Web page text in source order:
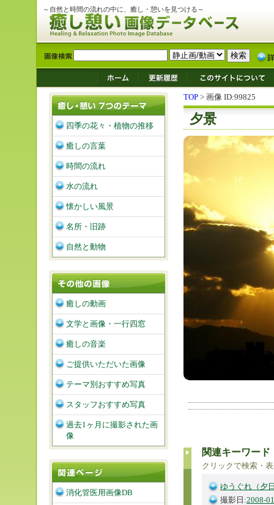
～自然と時間の流れの中に、癒し・憩いを見つける～
TOP > 画像 ID:99825
夕景
関連キーワード
クリックで検索・
ゆうぐれ（夕
撮影日:2008-
四季の花々・植物の推移
癒しの言葉
時間の流れ
水の流れ
懐かしい風景
名所・旧跡
自然と動物
癒しの動画
文学と画像・一行四窓
癒しの音楽
ご提供いただいた画像
テーマ別おすすめ写真
スタッフおすすめ写真
過去1ヶ月に撮影された画
像
消化管医用画像DB